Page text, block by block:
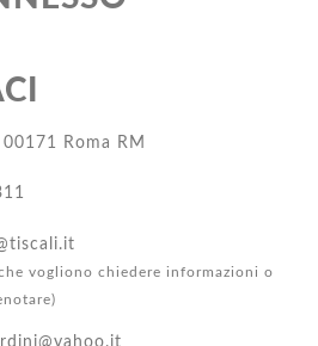
Roma RM
vogliono chiedere informazioni o